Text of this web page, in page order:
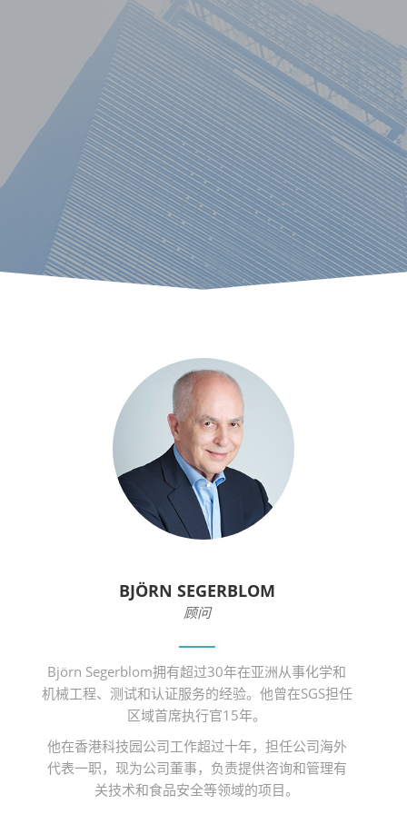
BJÖRN SEGERBLOM
顾问
Björn Segerblom拥有超过30年在亚洲从事化学和
机械工程、测试和认证服务的经验。他曾在SGS担任
区域首席执行官15年。
他在香港科技园公司工作超过十年，担任公司海外
代表一职，现为公司董事，负责提供咨询和管理有
关技术和食品安全等领域的项目。